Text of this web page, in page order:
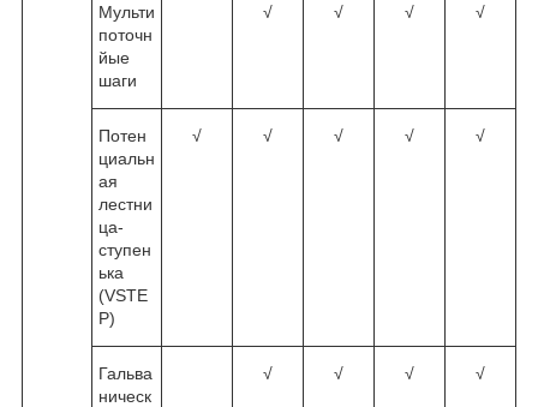
Мульти
поточн
йые
шаги
√ √ √ √
Потен
циальн
ая
лестни
ца-
ступен
ька
(VSTE
P)
√ √ √ √ √
Гальва
ническ
√ √ √ √